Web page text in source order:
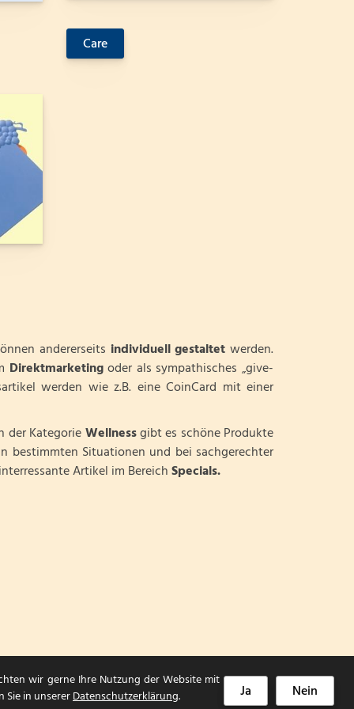
Care
andererseits individuell gestaltet werden.
Direktmarketingoder als sympathisches „give-
werden wie z.B. eine CoinCard mit einer
der KategorieWellnessgibt es schöne Produkte
bestimmten Situationen und bei sachgerechter
Artikel im BereichSpecials.
Nein
Ja
wir gerne Ihre Nutzung der Website mit
Sie in unsererDatenschutzerklärung.